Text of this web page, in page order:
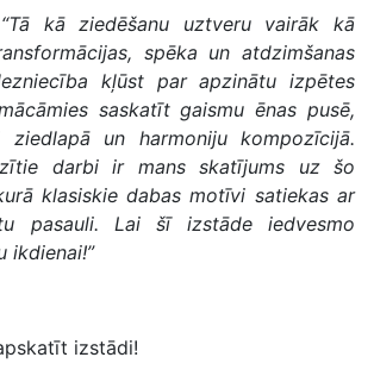
“Tā kā ziedēšanu uztveru vairāk kā
spēka un atdzimšanas
kļūst par apzinātu izpētes
saskatīt gaismu ēnas pusē,
ziedlapā un harmoniju kompozīcijā.
darbi ir mans skatījums uz šo
klasiskie dabas motīvi satiekas ar
pasauli. Lai šī izstāde iedvesmo
ikdienai!”
izstādi!